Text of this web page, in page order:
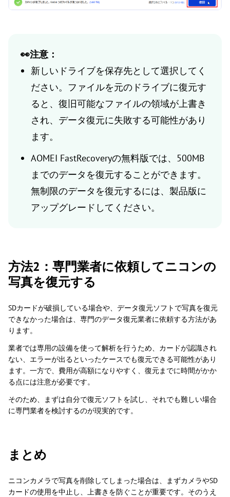
👀注意：
新しいドライブを保存先として選択してく
ださい。ファイルを元のドライブに復元す
ると、復旧可能なファイルの領域が上書き
され、データ復元に失敗する可能性があり
ます。
AOMEI FastRecoveryの無料版では、500MB
までのデータを復元することができます。
無制限のデータを復元するには、製品版に
アップグレードしてください。
方法2：専門業者に依頼してニコンの
写真を復元する
SDカードが破損している場合や、データ復元ソフトで写真を復元
できなかった場合は、専門のデータ復元業者に依頼する方法があ
ります。
業者では専用の設備を使って解析を行うため、カードが認識され
ない、エラーが出るといったケースでも復元できる可能性があり
ます。一方で、費用が高額になりやすく、復元までに時間がかか
る点には注意が必要です。
そのため、まずは自分で復元ソフトを試し、それでも難しい場合
に専門業者を検討するのが現実的です。
まとめ
ニコンカメラで写真を削除してしまった場合は、まずカメラやSD
カードの使用を中止し、上書きを防ぐことが重要です。そのうえ